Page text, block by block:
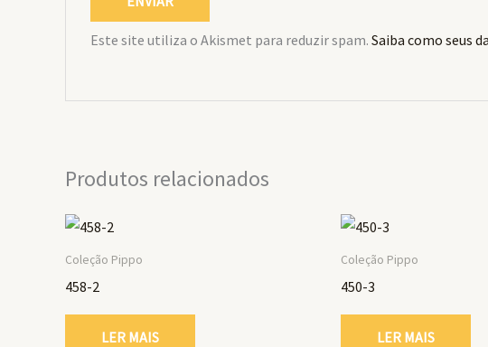
Este site utiliza o Akismet para reduzir spam. Saiba como seus
Produtos relacionados
Coleção Pippo
458-2
LER MAIS
Coleção Pippo
450-3
LER MAIS